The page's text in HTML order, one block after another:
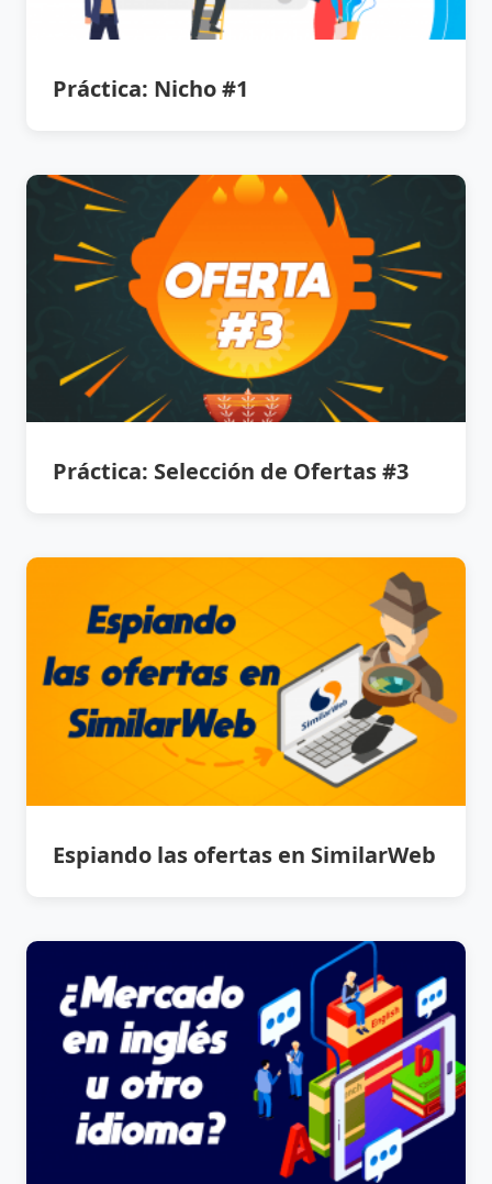
Práctica: Nicho #1
Práctica: Selección de Ofertas #3
Espiando las ofertas en SimilarWeb